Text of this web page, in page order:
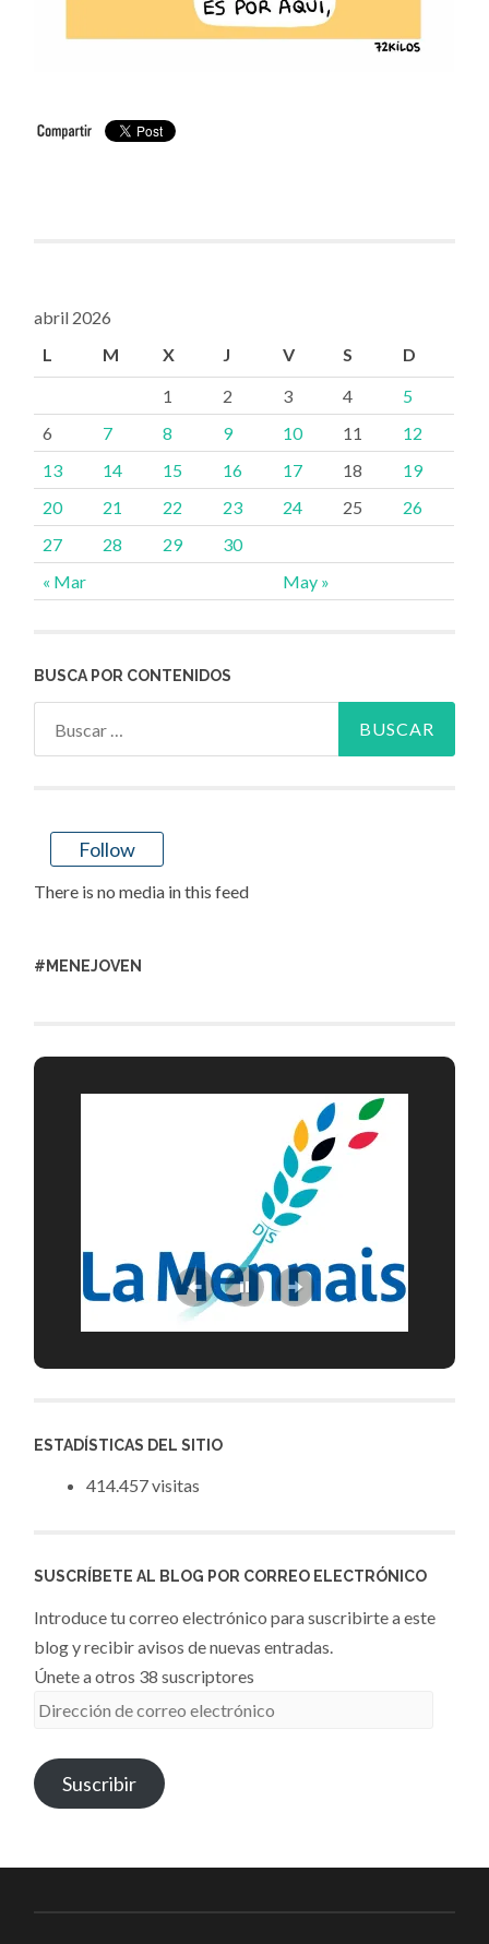
abril 2026
L
M X J V S D
« Mar May »
1 2 3 4
5
6
7 8 9 10 11
12
13
14 15 16 17 18
19
20
21 22 23 24 25
26
27
28 29 30
BUSCA POR CONTENIDOS
Follow
There is no media in this feed
#MENEJOVEN
ESTADÍSTICAS DEL SITIO
414.457 visitas
SUSCRÍBETE AL BLOG POR CORREO ELECTRÓNICO
Introduce tu correo electrónico para suscribirte a este
blog y recibir avisos de nuevas entradas.
Únete a otros 38 suscriptores
Dirección
correo
electrónico
Suscribir